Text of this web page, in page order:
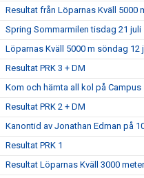
Resultat från Löparnas Kväll 5000
Spring Sommarmilen tisdag 21 juli
Löparnas Kväll 5000 m söndag 12
Resultat PRK 3 + DM
Kom och hämta all kol på Campus
Resultat PRK 2 + DM
Kanontid av Jonathan Edman på
Resultat PRK 1
Resultat Löparnas Kväll 3000 meter